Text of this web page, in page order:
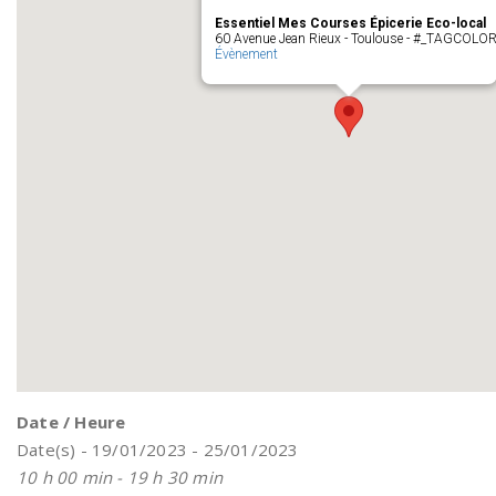
Essentiel Mes Courses Épicerie Eco-local
60 Avenue Jean Rieux - Toulouse - #_TAGCOLOR
Évènement
Date / Heure
Date(s) - 19/01/2023 - 25/01/2023
10 h 00 min - 19 h 30 min